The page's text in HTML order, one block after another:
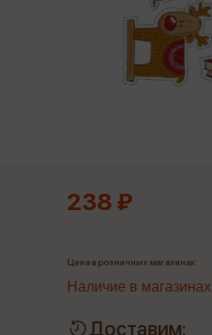
238 ₽
Цена в розничных магазинах:
Наличие в магазинах
Доставим: